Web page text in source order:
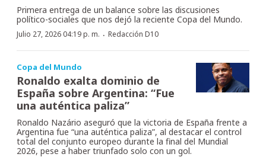
Primera entrega de un balance sobre las discusiones
político-sociales que nos dejó la reciente Copa del Mundo.
Julio 27, 2026 04:19 p. m. · Redacción D10
Copa del Mundo
Ronaldo exalta dominio de
España sobre Argentina: “Fue
una auténtica paliza”
Ronaldo Nazário aseguró que la victoria de España frente a
Argentina fue “una auténtica paliza”, al destacar el control
total del conjunto europeo durante la final del Mundial
2026, pese a haber triunfado solo con un gol.